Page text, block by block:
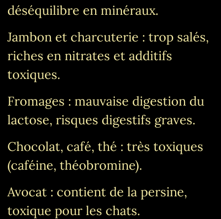
déséquilibre en minéraux.
Jambon et charcuterie : trop salés,
riches en nitrates et additifs
toxiques.
Fromages : mauvaise digestion du
lactose, risques digestifs graves.
Chocolat, café, thé : très toxiques
(caféine, théobromine).
Avocat : contient de la persine,
toxique pour les chats.